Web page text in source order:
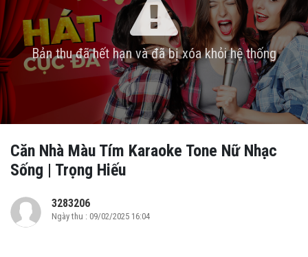
Bản thu đã hết hạn và đã bị xóa khỏi hệ thống
Căn Nhà Màu Tím Karaoke Tone Nữ Nhạc
Sống | Trọng Hiếu
3283206
Ngày thu : 09/02/2025 16:04